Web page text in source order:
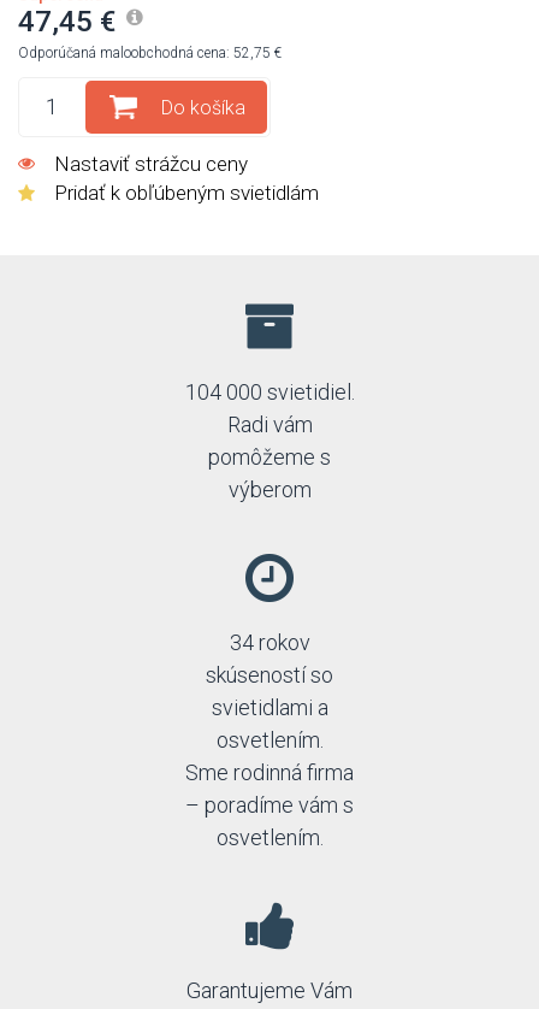
47,45 €
Odporúčaná maloobchodná cena: 52,75 €
Do košíka
Nastaviť strážcu ceny
Pridať k obľúbeným svietidlám
104 000 svietidiel.
Radi vám
pomôžeme s
výberom
34 rokov
skúseností so
svietidlami a
osvetlením.
Sme rodinná firma
– poradíme vám s
osvetlením.
Garantujeme Vám